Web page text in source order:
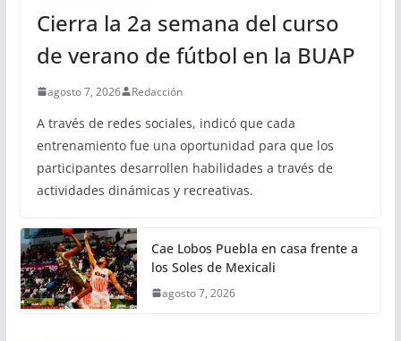
Cierra la 2a semana del curso
de verano de fútbol en la BUAP
agosto 7, 2026 Redacción
A través de redes sociales, indicó que cada
entrenamiento fue una oportunidad para que los
participantes desarrollen habilidades a través de
actividades dinámicas y recreativas.
Cae Lobos Puebla en casa frente a
los Soles de Mexicali
agosto 7, 2026